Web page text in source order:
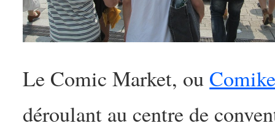
Le Comic Market, ou
déroulant au centre de